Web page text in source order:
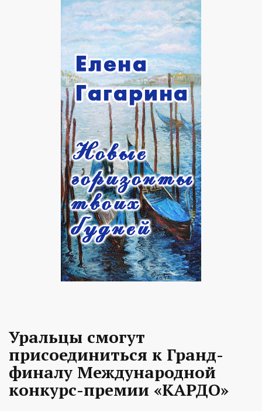
Уральцы смогут
присоединиться к Гранд-
финалу Международной
конкурс-премии «КАРДО»